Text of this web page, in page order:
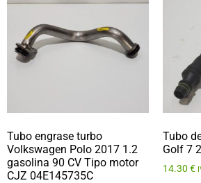
Tubo engrase turbo
Volkswagen Polo 2017 1.2
gasolina 90 CV Tipo motor
CJZ 04E145735C
Tubo
Golf 7
14.30 €